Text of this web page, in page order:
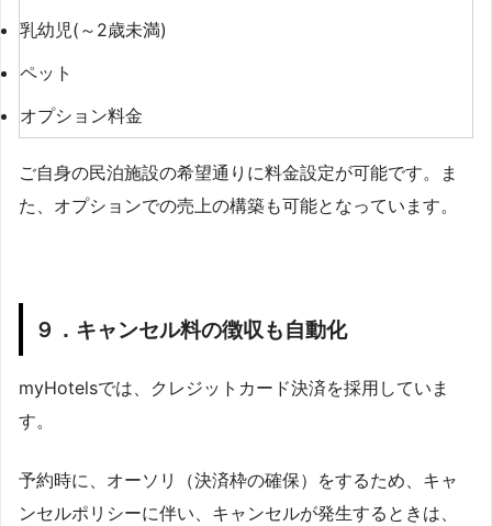
乳幼児(～2歳未満)
ペット
オプション料金
ご自身の民泊施設の希望通りに料金設定が可能です。ま
た、オプションでの売上の構築も可能となっています。
９．キャンセル料の徴収も自動化
myHotelsでは、クレジットカード決済を採用していま
す。
予約時に、オーソリ（決済枠の確保）をするため、キャ
ンセルポリシーに伴い、キャンセルが発生するときは、